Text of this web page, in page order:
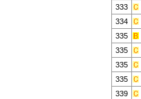
333
334
335
335
335
335
339